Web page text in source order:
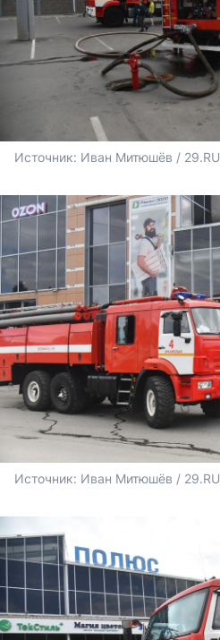
Источник: Иван Митюшёв / 29.RU
Источник: Иван Митюшёв / 29.RU